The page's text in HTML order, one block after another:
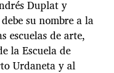
Duplat y
su nombre a la
escuelas de arte,
la Escuela de
Urdaneta y al